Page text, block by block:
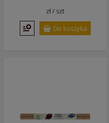
zł /szt
Do koszyka